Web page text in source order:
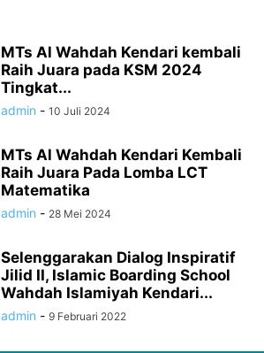
MTs Al Wahdah Kendari kembali
Raih Juara pada KSM 2024
Tingkat...
admin - 10 Juli 2024
MTs Al Wahdah Kendari Kembali
Raih Juara Pada Lomba LCT
Matematika
admin - 28 Mei 2024
Selenggarakan Dialog Inspiratif
Jilid II, Islamic Boarding School
Wahdah Islamiyah Kendari...
admin - 9 Februari 2022